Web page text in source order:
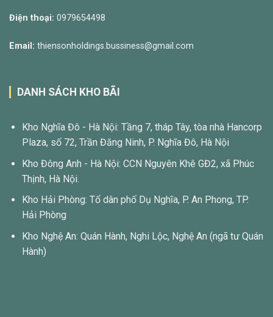
Điện thoại: 0979654498
Email: thiensonholdings.bussiness@gmail.com
DANH SÁCH KHO BÃI
Kho Nghĩa Đô - Hà Nội: Tầng 7, tháp Tây, tòa nhà Hancorp
Plaza, số 72, Trần Đăng Ninh, P. Nghĩa Đô, Hà Nội
Kho Đông Anh - Hà Nội: CCN Nguyên Khê GĐ2, xã Phúc
Thịnh, Hà Nội.
Kho Hải Phòng: Tổ dân phố Dụ Nghĩa, P. An Phong, TP.
Hải Phòng
Kho Nghệ An: Quán Hành, Nghi Lộc, Nghệ An (ngã tư Quán
Hành)